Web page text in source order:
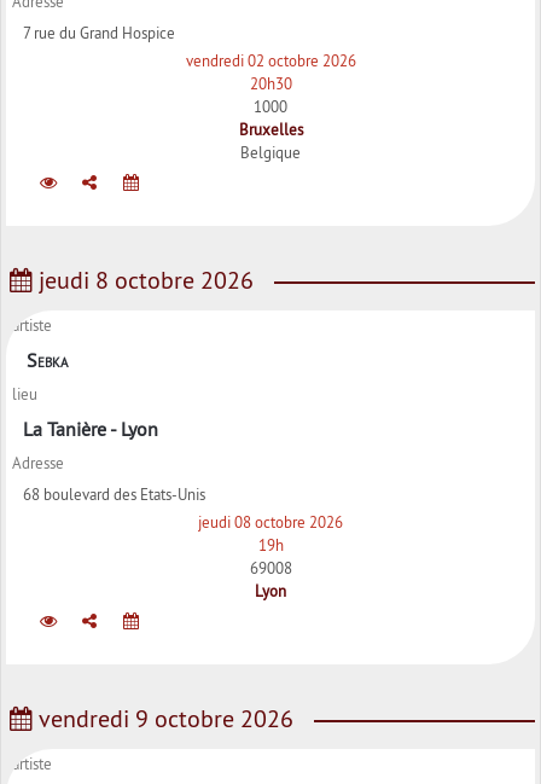
7 rue du Grand Hospice
vendredi 02 octobre 2026
20h30
1000
Bruxelles
Belgique
jeudi 8 octobre 2026
artiste
Sebka
lieu
La Tanière - Lyon
Adresse
68 boulevard des Etats-Unis
jeudi 08 octobre 2026
19h
69008
Lyon
vendredi 9 octobre 2026
artiste